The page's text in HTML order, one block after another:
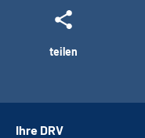
teilen
Ihre DRV